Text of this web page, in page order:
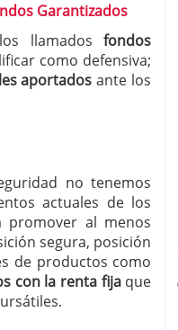
Garantizados
llamadosfondos
como defensiva;
aportados ante los
no tenemos
actuales de los
promover al menos
segura, posición
de productos como
con la renta fijaque